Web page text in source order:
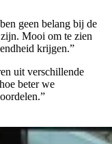
geen belang bij de
Mooi om te zien
krijgen.”
uit verschillende
beter we